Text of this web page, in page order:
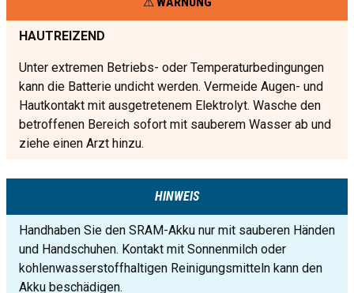
HAUTREIZEND
Unter extremen Betriebs- oder Temperaturbedingungen
kann die Batterie undicht werden. Vermeide Augen- und
Hautkontakt mit ausgetretenem Elektrolyt. Wasche den
betroffenen Bereich sofort mit sauberem Wasser ab und
ziehe einen Arzt hinzu.
HINWEIS
Handhaben Sie den SRAM-Akku nur mit sauberen Händen
und Handschuhen. Kontakt mit Sonnenmilch oder
kohlenwasserstoffhaltigen Reinigungsmitteln kann den
Akku beschädigen.